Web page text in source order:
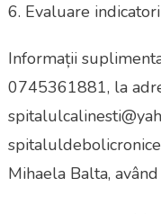
6. Evaluare indicatori
Informații
0745361881, la
Mihaela Balta,